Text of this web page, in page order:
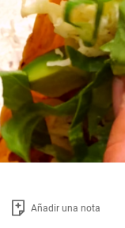
Añadir una nota